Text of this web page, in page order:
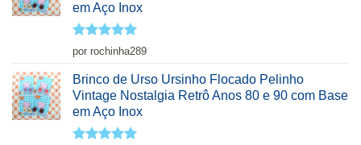
em Aço Inox
Avaliação5
de 5
por rochinha289
Brinco de Urso Ursinho Flocado Pelinho
Vintage Nostalgia Retrô Anos 80 e 90 com Base
em Aço Inox